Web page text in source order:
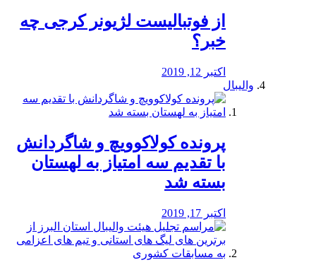
از فوتبالیست لژیونر کرجی چه
خبر؟
اکتبر 12, 2019
والیبال
پرونده کولاکوویچ و شاگردانش
با تقدیم سه امتیاز به لهستان
بسته شد
اکتبر 17, 2019